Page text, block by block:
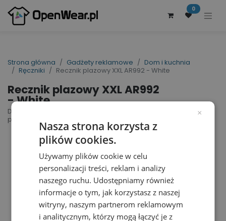
0
Strona główna Gadżety reklamowe
Dom i kuchnia
Ręczniki
Recznik plazowy XXL AR992 - White
Recznik plazowy XXL AR992
- White
DUO Beach Towel | nr art.: AR992 | nr art.
producenta: AR992
×
Nasza strona korzysta z
plików cookies.
Używamy plików cookie w celu
personalizacji treści, reklam i analizy
naszego ruchu. Udostępniamy również
informacje o tym, jak korzystasz z naszej
witryny, naszym partnerom reklamowym
i analitycznym, którzy mogą łączyć je z